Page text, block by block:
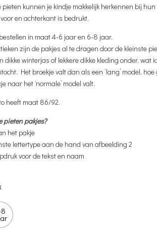
pieten kunnen je kindje makkelijk herkennen bij
en achterkant is bedrukt.
in maat 4-6 jaar en 6-8 jaar.
zijn de pakjes al te dragen door de kleinste
dikke winterjas of lekkere dikke kleding onder, wat
Het broekje valt dan als een ‘lang’ model,
naar het ‘normale’ model valt.
heeft maat 86/92.
pieten pakjes?
het pakje
lettertype aan de hand van afbeelding 2
voor de tekst en naam